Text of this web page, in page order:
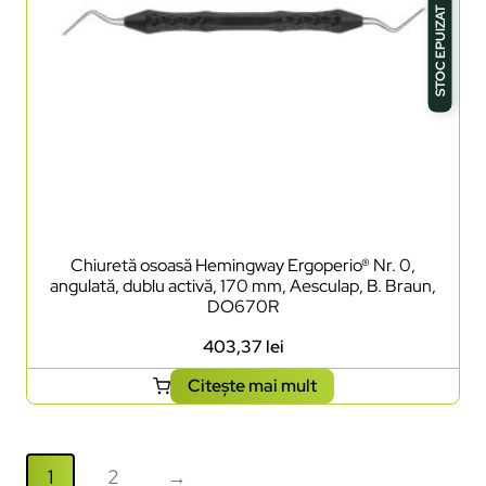
STOC EPUIZAT
Chiuretă osoasă Hemingway Ergoperio® Nr. 0,
angulată, dublu activă, 170 mm, Aesculap, B. Braun,
DO670R
403,37 lei
Citește mai mult
1 2 →